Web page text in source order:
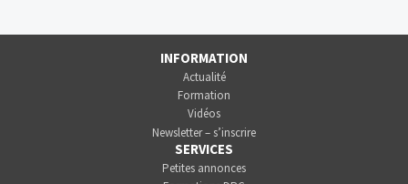
INFORMATION
Actualité
Formation
Vidéos
Newsletter – s’inscrire
SERVICES
Petites annonces